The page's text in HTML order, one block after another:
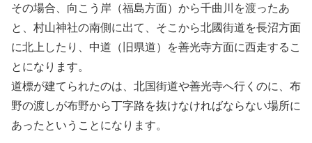
その場合、向こう岸（福島方面）から千曲川を渡ったあ
と、村山神社の南側に出て、そこから北國街道を長沼方面
に北上したり、中道（旧県道）を善光寺方面に西走するこ
とになります。
道標が建てられたのは、北国街道や善光寺へ行くのに、布
野の渡しが布野から丁字路を抜けなければならない場所に
あったということになります。